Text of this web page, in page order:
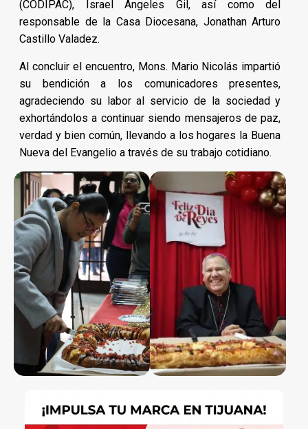
(CODIPAC), Israel Angeles Gil, así como del
responsable de la Casa Diocesana, Jonathan Arturo
Castillo Valadez.
Al concluir el encuentro, Mons. Mario Nicolás impartió
su bendición a los comunicadores presentes,
agradeciendo su labor al servicio de la sociedad y
exhortándolos a continuar siendo mensajeros de paz,
verdad y bien común, llevando a los hogares la Buena
Nueva del Evangelio a través de su trabajo cotidiano.